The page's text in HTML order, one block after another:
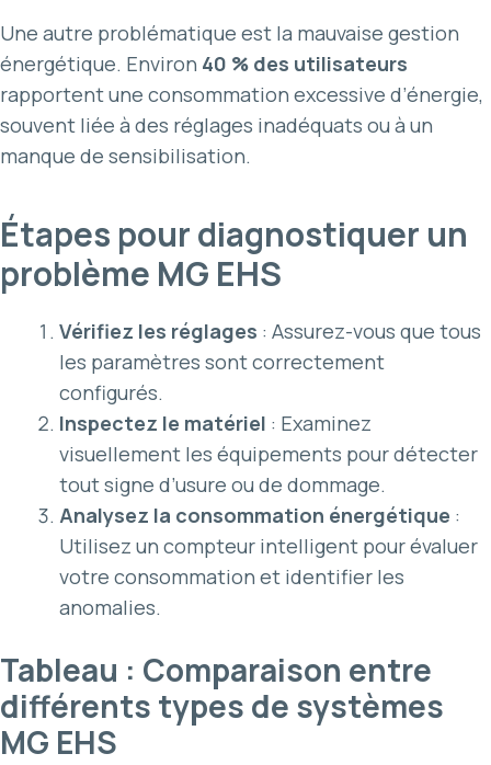
Une autre problématique est la mauvaise gestion
énergétique. Environ 40 % des utilisateurs
rapportent une consommation excessive d’énergie,
souvent liée à des réglages inadéquats ou à un
manque de sensibilisation.
Étapes pour diagnostiquer un
problème MG EHS
Vérifiez les réglages : Assurez-vous que tous
les paramètres sont correctement
configurés.
Inspectez le matériel : Examinez
visuellement les équipements pour détecter
tout signe d’usure ou de dommage.
Analysez la consommation énergétique :
Utilisez un compteur intelligent pour évaluer
votre consommation et identifier les
anomalies.
Tableau : Comparaison entre
différents types de systèmes
MG EHS